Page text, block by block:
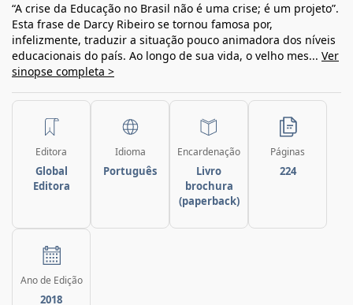
“A crise da Educação no Brasil não é uma crise; é um projeto”.
Esta frase de Darcy Ribeiro se tornou famosa por,
infelizmente, traduzir a situação pouco animadora dos níveis
educacionais do país. Ao longo de sua vida, o velho mes... Ver
sinopse completa >
Editora
Global
Editora
Idioma
Português
Encardenação
Livro
brochura
(paperback)
Páginas
224
Ano de Edição
2018